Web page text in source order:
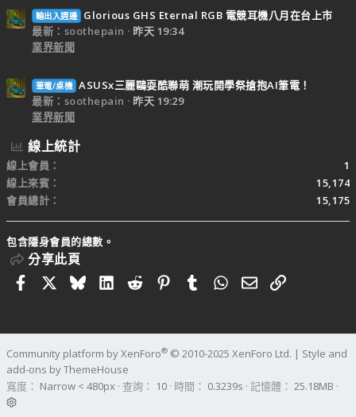
輸出入週邊
Glorious GHS Eternal RGB 電競耳機八月在台上市
最新：soothepain
昨天 19:34
業界新聞
筆電/桌機 ASUSx三麗鷗耍酷聯萌 潮玩開學祭搶抱AI筆電！
最新：soothepain
昨天 19:29
業界新聞
線上統計
線上會員
1
線上來賓
15,174
會員總計
15,175
包含隱身會員的總數。
分享此頁
FacebookBlueskyLinkedIn
RedditPinterestTumblrWhatsApp
電子郵件
連結
Community platform by XenForo® © 2010-2025 XenForo Ltd. | Style and
add-ons by ThemeHouse
寬度
查詢 10 時間 0.3239s 記憶體 25.18MB